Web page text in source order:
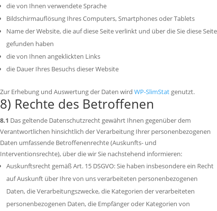
die von Ihnen verwendete Sprache
Bildschirmauflösung Ihres Computers, Smartphones oder Tablets
Name der Website, die auf diese Seite verlinkt und über die Sie diese Seite
gefunden haben
die von Ihnen angeklickten Links
die Dauer Ihres Besuchs dieser Website
Zur Erhebung und Auswertung der Daten wird WP-SlimStat genutzt.
8) Rechte des Betroffenen
8.1 Das geltende Datenschutzrecht gewährt Ihnen gegenüber dem
Verantwortlichen hinsichtlich der Verarbeitung Ihrer personenbezogenen
Daten umfassende Betroffenenrechte (Auskunfts- und
Interventionsrechte), über die wir Sie nachstehend informieren:
Auskunftsrecht gemäß Art. 15 DSGVO: Sie haben insbesondere ein Recht
auf Auskunft über Ihre von uns verarbeiteten personenbezogenen
Daten, die Verarbeitungszwecke, die Kategorien der verarbeiteten
personenbezogenen Daten, die Empfänger oder Kategorien von